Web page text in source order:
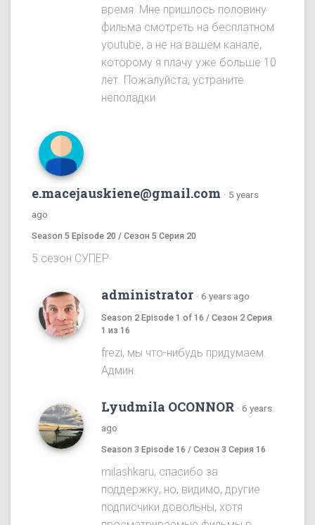
время. Мне пришлось половину
фильма смотреть на бесплатном
youtube, а не на вашем канале,
которому я плачу уже больше 10
лет. Пожалуйста, устраните
неполадки
e.macejauskiene@gmail.com · 5 years
ago
Season 5 Episode 20 / Сезон 5 Серия 20
5 сезон СУПЕР
administrator · 6 years ago
Season 2 Episode 1 of 16 / Сезон 2 Серия
1 из 16
frezi, мы что-нибудь придумаем.
Админ.
Lyudmila OCONNOR · 6 years
ago
Season 3 Episode 16 / Сезон 3 Серия 16
milashkaru, спасибо за
поддержку, но, видимо, другие
подписчики довольны, хотя